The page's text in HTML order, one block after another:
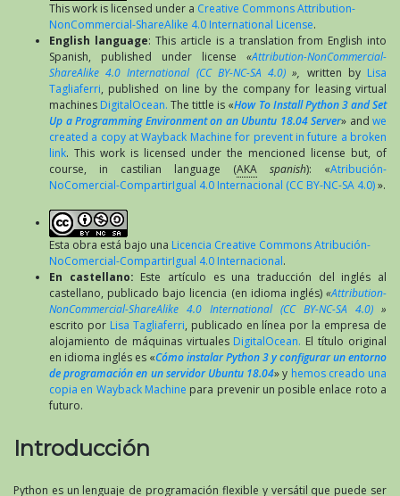
This work is licensed under a Creative Commons Attribution-
NonCommercial-ShareAlike 4.0 International License.
English language: This article is a translation from English into
Spanish, published under license «Attribution-NonCommercial-
ShareAlike 4.0 International (CC BY-NC-SA 4.0) », written by Lisa
Tagliaferri, published on line by the company for leasing virtual
machines DigitalOcean. The tittle is «How To Install Python 3 and Set
Up a Programming Environment on an Ubuntu 18.04 Server» and we
created a copy at Wayback Machine for prevent in future a broken
link. This work is licensed under the mencioned license but, of
course, in castilian language (AKA spanish): «Atribución-
NoComercial-CompartirIgual 4.0 Internacional (CC BY-NC-SA 4.0)».
Esta obra está bajo una Licencia Creative Commons Atribución-
NoComercial-CompartirIgual 4.0 Internacional.
En castellano: Este artículo es una traducción del inglés al
castellano, publicado bajo licencia (en idioma inglés) «Attribution-
NonCommercial-ShareAlike 4.0 International (CC BY-NC-SA 4.0) »
escrito por Lisa Tagliaferri, publicado en línea por la empresa de
alojamiento de máquinas virtuales DigitalOcean. El título original
en idioma inglés es «Cómo instalar Python 3 y configurar un entorno
de programación en un servidor Ubuntu 18.04» y hemos creado una
copia en Wayback Machine para prevenir un posible enlace roto a
futuro.
Introducción
Python es un lenguaje de programación flexible y versátil que puede ser